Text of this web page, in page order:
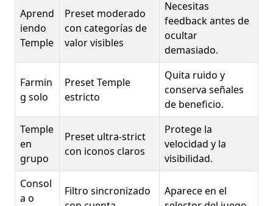
Aprend
iendo
Temple
Preset moderado
con categorías de
valor visibles
Necesitas
feedback antes de
ocultar
demasiado.
Farmin
g solo
Preset Temple
estricto
Quita ruido y
conserva señales
de beneficio.
Temple
en
grupo
Preset ultra-strict
con iconos claros
Protege la
velocidad y la
visibilidad.
Consol
a o
Filtro sincronizado
Aparece en el